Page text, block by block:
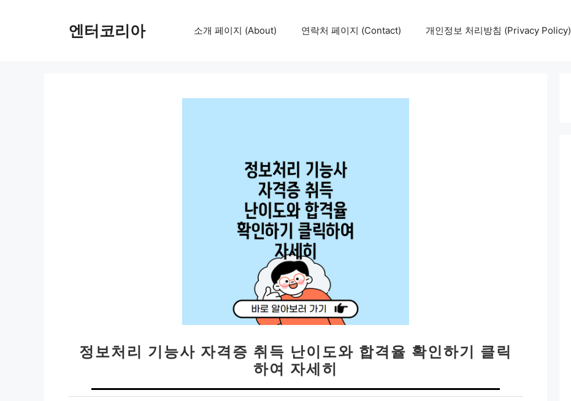
엔터코리아 소개 페이지 (About) 연락처 페이지 (Contact) 개인정보 처리방침 (Privacy Policy)
정보처리 기능사 자격증 취득 난이도와 합격율 확인하기 클릭
하여 자세히